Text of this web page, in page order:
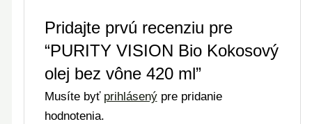
Pridajte prvú recenziu pre
“PURITY VISION Bio Kokosový
olej bez vône 420 ml”
Musíte byť prihlásenýpre pridanie
hodnotenia.